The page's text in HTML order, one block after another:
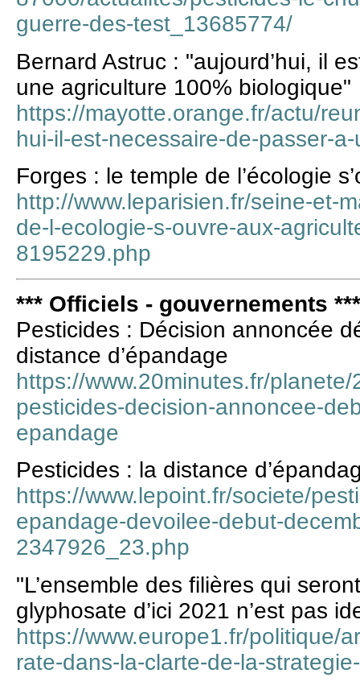
guerre-des-test_13685774/
Bernard Astruc : "aujourd’hui, il
une agriculture 100% biologique"
https://mayotte.orange.fr/actu/
hui-il-est-necessaire-de-passer-
Forges : le temple de l’écologie
http://www.leparisien.fr/seine-et-
de-l-ecologie-s-ouvre-aux-
8195229.php
*** Officiels - gouvernements ***
Pesticides : Décision annoncée
distance d’épandage
https://www.20minutes.fr/
pesticides-decision-annoncee-
epandage
Pesticides : la distance
https://www.lepoint.fr/societe/
epandage-devoilee-debut-
2347926_23.php
"L’ensemble des filières qui
glyphosate d’ici 2021 n’est pas
https://www.europe1.fr/politique/
rate-dans-la-clarte-de-la-